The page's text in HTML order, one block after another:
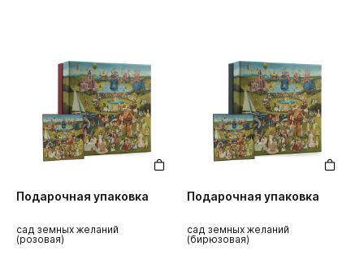
Подарочная упаковка
сад земных желаний
(розовая)
Подарочная упаковка
сад земных желаний
(бирюзовая)